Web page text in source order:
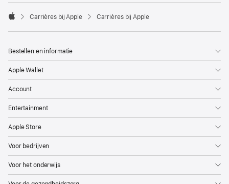

Carrières bij Apple Carrières bij Apple
Bestellen en informatie
Apple Wallet
Account
Entertainment
Apple Store
Voor bedrijven
Voor het onderwijs